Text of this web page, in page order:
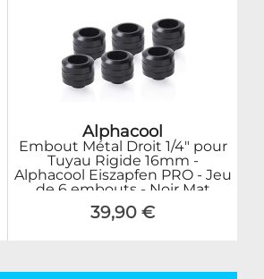
Alphacool
Embout Métal Droit 1/4" pour
Tuyau Rigide 16mm -
Alphacool Eiszapfen PRO - Jeu
de 6 embouts - Noir Mat
39,90 €